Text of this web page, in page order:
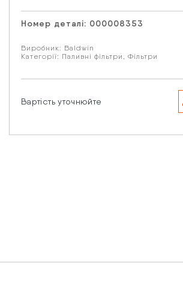
Номер деталі: 000008353
Виробник: Baldwin
Категорії: Паливні фільтри , Фільтри
Вартість уточнюйте
обробку Ваших персональних